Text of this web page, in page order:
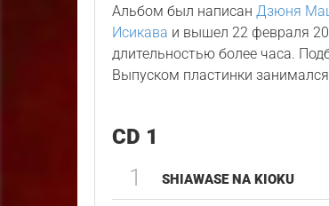
Альбом был написанДзюня
Исикава и вышел 22 февраля
длительностью более часа.
Выпуском пластинки
CD 1
1 SHIAWASE NA KIOKU